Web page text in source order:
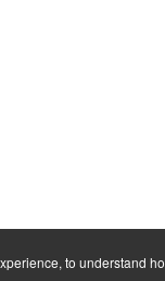
to understand